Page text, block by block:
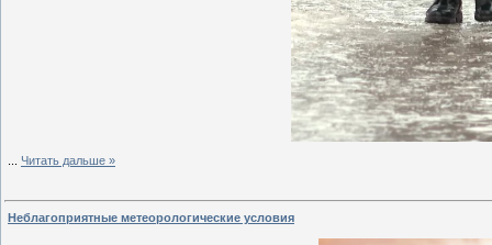
Читать дальше »
Неблагоприятные метеорологические условия